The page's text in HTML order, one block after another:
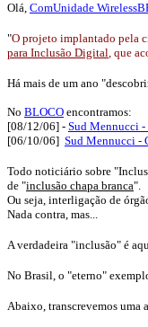
Olá, ComUnidade
"O projeto implantado pela
para Inclusão Digital, que
Há mais de um ano
No BLOCO encontramos:
[08/12/06] - Sud Mennucci
[06/10/06] Sud Mennucci -
Todo noticiário sobre
de "inclusão chapa branca".
Ou seja, interligação de
Nada contra, mas...
A verdadeira "inclusão" é
No Brasil, o "eterno"
Abaixo, transcrevemos uma